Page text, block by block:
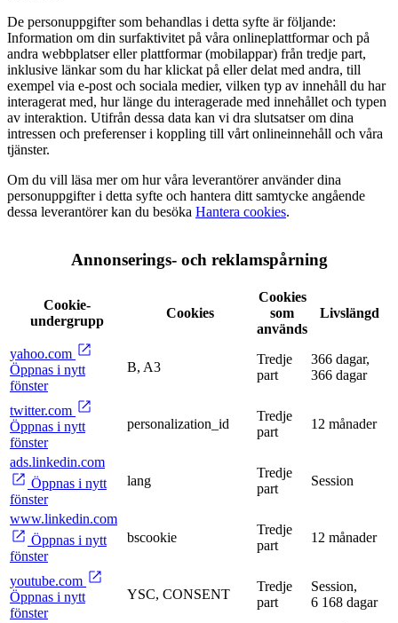
De personuppgifter som behandlas i detta syfte är följande:
Information om din surfaktivitet på våra onlineplattformar och på
andra webbplatser eller plattformar (mobilappar) från tredje part,
inklusive länkar som du har klickat på eller delat med andra, till
exempel via e-post och sociala medier, vilken typ av innehåll du har
interagerat med, hur länge du interagerade med innehållet och typen
av interaktion. Utifrån dessa data kan vi dra slutsatser om dina
intressen och preferenser i koppling till vårt onlineinnehåll och våra
tjänster.
Om du vill läsa mer om hur våra leverantörer använder dina
personuppgifter i detta syfte och hantera ditt samtycke angående
dessa leverantörer kan du besöka Hantera cookies.
Annonserings- och reklamspårning
Cookie-
undergrupp
Cookies
Cookies
som
används
Livslängd
yahoo.com
Öppnas i nytt
fönster
B, A3
Tredje
part
366 dagar,
366 dagar
twitter.com
Öppnas i nytt
fönster
personalization_id
Tredje
part
12 månader
ads.linkedin.com
Öppnas i nytt
fönster
lang
Tredje
part
Session
www.linkedin.com
Öppnas i nytt
fönster
bscookie
Tredje
part
12 månader
youtube.com
Öppnas i nytt
fönster
YSC, CONSENT
Tredje
part
Session,
6 168 dagar